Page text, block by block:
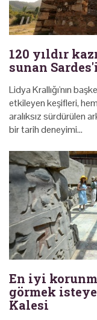
120 yıldır
sunan
Lidya Krallığı'nın
etkileyen keşifleri, hem
aralıksız sürdürülen
bir tarih deneyimi…
En iyi
görmek
Kalesi